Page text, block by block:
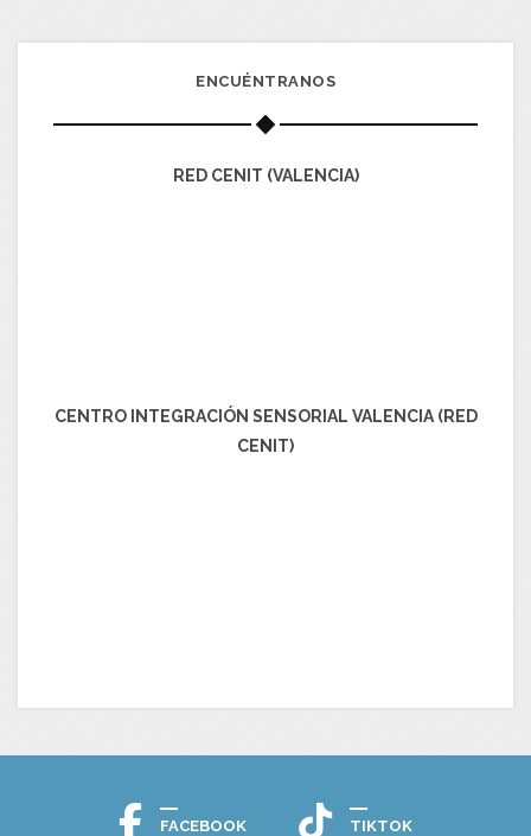
ENCUÉNTRANOS
RED CENIT (VALENCIA)
CENTRO INTEGRACIÓN SENSORIAL VALENCIA (RED
CENIT)
FACEBOOK TIKTOK